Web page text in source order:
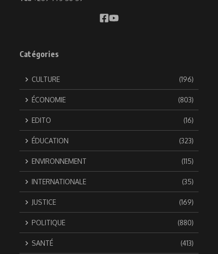
Catégories
CULTURE (196)
ÉCONOMIE (803)
EDITO (16)
ÉDUCATION (323)
ENVIRONNEMENT (115)
INTERNATIONALE (35)
JUSTICE (169)
POLITIQUE (880)
SANTÉ (413)